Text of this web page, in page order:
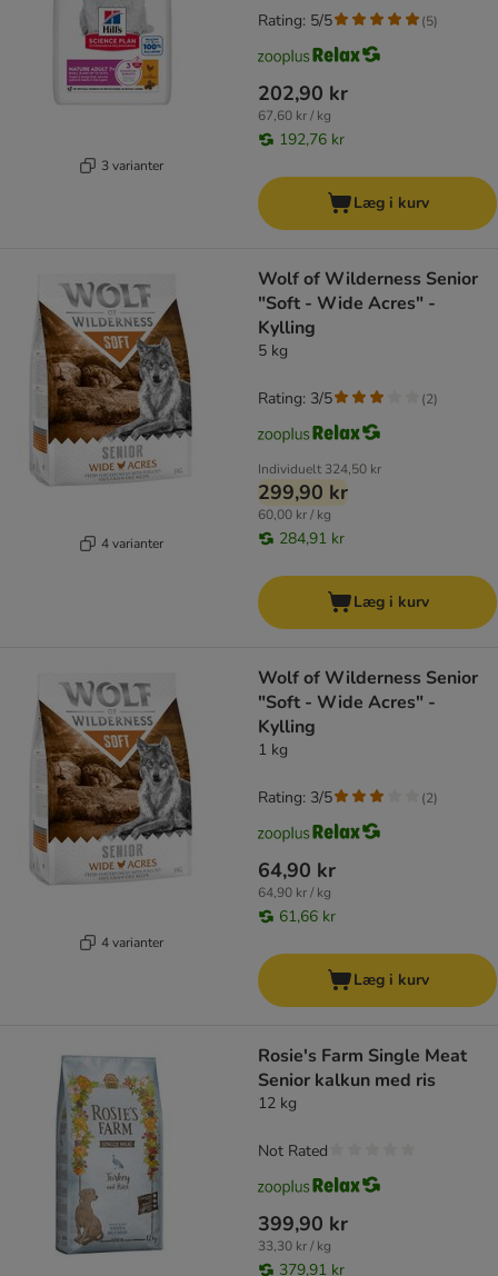
3 varianter
202,90 kr
67,60 kr / kg
192,76 kr
Rating: 5/5 (5)
Læg i kurv
4 varianter
Wolf of Wilderness Senior
"Soft - Wide Acres" -
Kylling
5 kg
Individuelt 324,50 kr
299,90 kr
60,00 kr / kg
284,91 kr
Rating: 3/5 (2)
Læg i kurv
4 varianter
Wolf of Wilderness Senior
"Soft - Wide Acres" -
Kylling
1 kg
64,90 kr
64,90 kr / kg
61,66 kr
Rating: 3/5 (2)
Læg i kurv
Rosie's Farm Single Meat
Senior kalkun med ris
12 kg
399,90 kr
33,30 kr / kg
379,91 kr
Not Rated